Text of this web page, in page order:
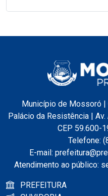
Município de Mossoró
Palácio da Resistência |
CEP 59.600-
Telefone:
E-mail:
Atendimento ao público:
PREFEITURA